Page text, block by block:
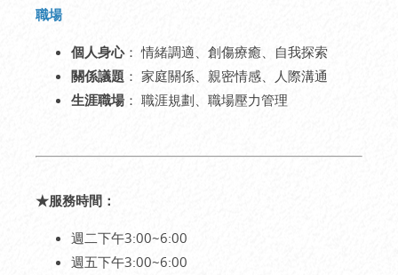
職場
個人身心： 情緒調適、創傷療癒、自我探索
關係議題 ： 家庭關係、親密情感、人際溝通
生涯職場： 職涯規劃、職場壓力管理
★服務時間：
週二下午3:00~6:00
週五下午3:00~6:00